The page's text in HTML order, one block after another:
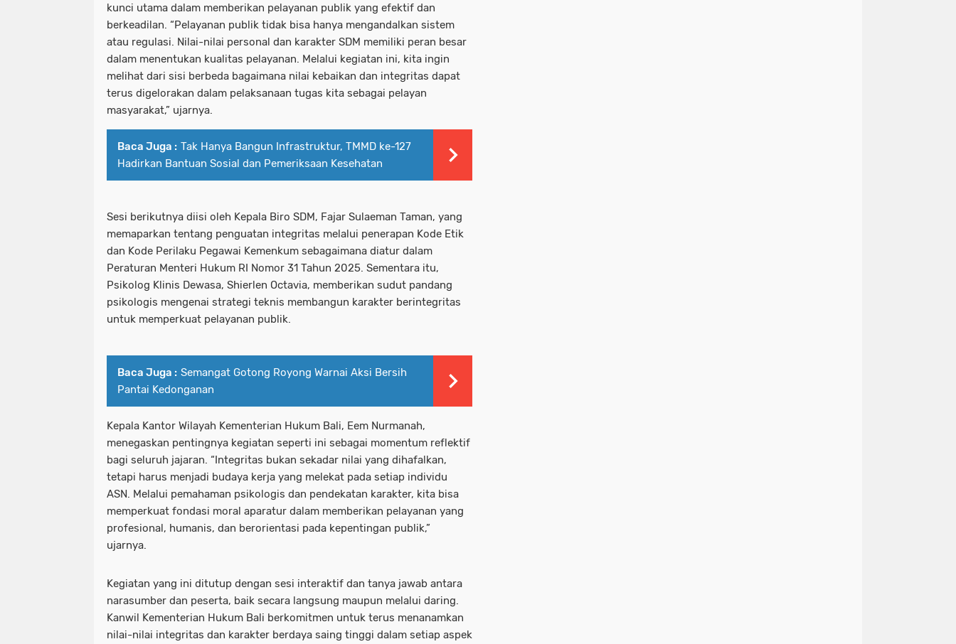
kunci utama dalam memberikan pelayanan publik yang efektif dan
berkeadilan. “Pelayanan publik tidak bisa hanya mengandalkan sistem
atau regulasi. Nilai-nilai personal dan karakter SDM memiliki peran besar
dalam menentukan kualitas pelayanan. Melalui kegiatan ini, kita ingin
melihat dari sisi berbeda bagaimana nilai kebaikan dan integritas dapat
terus digelorakan dalam pelaksanaan tugas kita sebagai pelayan
masyarakat,” ujarnya.
Baca Juga : Tak Hanya Bangun Infrastruktur, TMMD ke-127
Hadirkan Bantuan Sosial dan Pemeriksaan Kesehatan
Sesi berikutnya diisi oleh Kepala Biro SDM, Fajar Sulaeman Taman, yang
memaparkan tentang penguatan integritas melalui penerapan Kode Etik
dan Kode Perilaku Pegawai Kemenkum sebagaimana diatur dalam
Peraturan Menteri Hukum RI Nomor 31 Tahun 2025. Sementara itu,
Psikolog Klinis Dewasa, Shierlen Octavia, memberikan sudut pandang
psikologis mengenai strategi teknis membangun karakter berintegritas
untuk memperkuat pelayanan publik.
Baca Juga : Semangat Gotong Royong Warnai Aksi Bersih
Pantai Kedonganan
Kepala Kantor Wilayah Kementerian Hukum Bali, Eem Nurmanah,
menegaskan pentingnya kegiatan seperti ini sebagai momentum reflektif
bagi seluruh jajaran. “Integritas bukan sekadar nilai yang dihafalkan,
tetapi harus menjadi budaya kerja yang melekat pada setiap individu
ASN. Melalui pemahaman psikologis dan pendekatan karakter, kita bisa
memperkuat fondasi moral aparatur dalam memberikan pelayanan yang
profesional, humanis, dan berorientasi pada kepentingan publik,”
ujarnya.
Kegiatan yang ini ditutup dengan sesi interaktif dan tanya jawab antara
narasumber dan peserta, baik secara langsung maupun melalui daring.
Kanwil Kementerian Hukum Bali berkomitmen untuk terus menanamkan
nilai-nilai integritas dan karakter berdaya saing tinggi dalam setiap aspek